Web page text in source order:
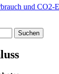
und CO2-
Suchen